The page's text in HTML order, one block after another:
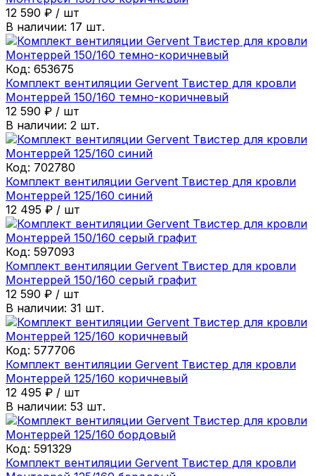
12 590 ₽ / шт
В наличии: 17 шт.
Код: 653675
Комплект вентиляции Gervent Твистер для кровли
Монтеррей 150/160 темно-коричневый
12 590 ₽ / шт
В наличии: 2 шт.
Код: 702780
Комплект вентиляции Gervent Твистер для кровли
Монтеррей 125/160 синий
12 495 ₽ / шт
Код: 597093
Комплект вентиляции Gervent Твистер для кровли
Монтеррей 150/160 серый графит
12 590 ₽ / шт
В наличии: 31 шт.
Код: 577706
Комплект вентиляции Gervent Твистер для кровли
Монтеррей 125/160 коричневый
12 495 ₽ / шт
В наличии: 53 шт.
Код: 591329
Комплект вентиляции Gervent Твистер для кровли